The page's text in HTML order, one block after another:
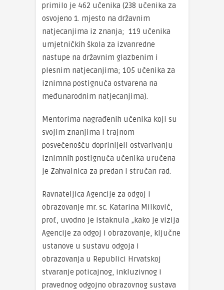
primilo je 462 učenika (238 učenika za
osvojeno 1. mjesto na državnim
natjecanjima iz znanja; 119 učenika
umjetničkih škola za izvanredne
nastupe na državnim glazbenim i
plesnim natjecanjima; 105 učenika za
iznimna postignuća ostvarena na
međunarodnim natjecanjima).
Mentorima nagrađenih učenika koji su
svojim znanjima i trajnom
posvećenošću doprinijeli ostvarivanju
iznimnih postignuća učenika uručena
je Zahvalnica za predan i stručan rad.
Ravnateljica Agencije za odgoj i
obrazovanje mr. sc. Katarina Milković,
prof., uvodno je istaknula „kako je vizija
Agencije za odgoj i obrazovanje, ključne
ustanove u sustavu odgoja i
obrazovanja u Republici Hrvatskoj
stvaranje poticajnog, inkluzivnog i
pravednog odgojno obrazovnog sustava